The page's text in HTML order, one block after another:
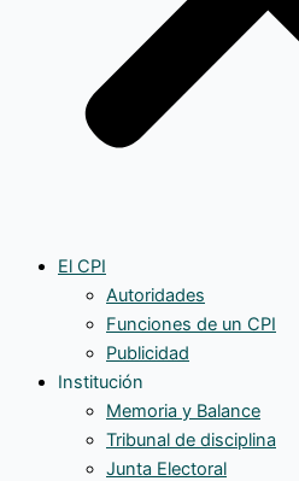
El CPI
Autoridades
Funciones de un CPI
Publicidad
Institución
Memoria y Balance
Tribunal de disciplina
Junta Electoral